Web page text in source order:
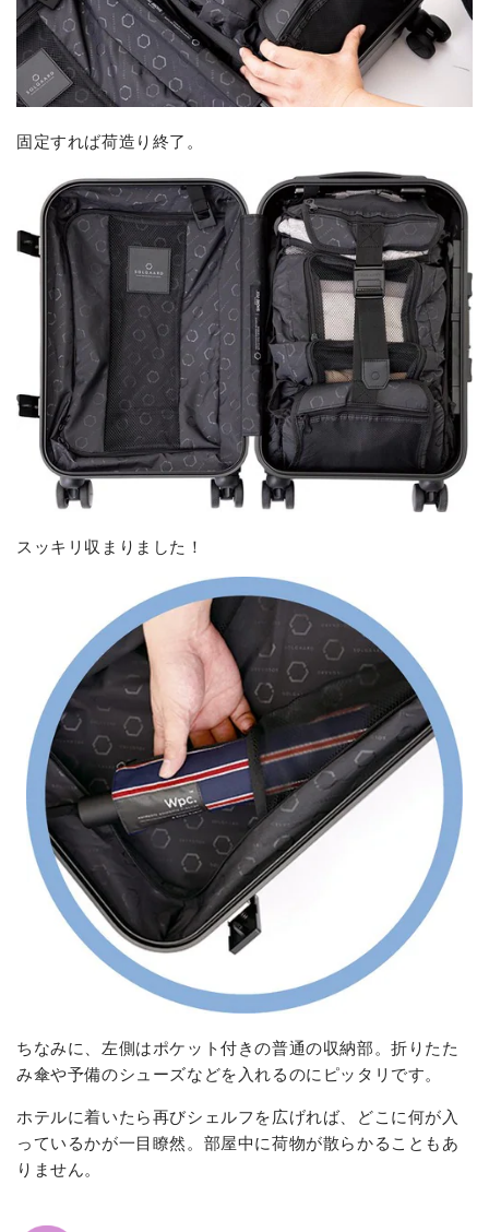
固定すれば荷造り終了。
スッキリ収まりました！
ちなみに、左側はポケット付きの普通の収納部。折りたた
み傘や予備のシューズなどを入れるのにピッタリです。
ホテルに着いたら再びシェルフを広げれば、どこに何が入
っているかが一目瞭然。部屋中に荷物が散らかることもあ
りません。